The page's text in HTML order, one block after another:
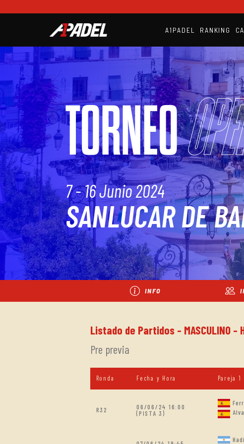
A1PADEL RANKING
TORNEO
7 - 16 Junio 2024
SANLUCAR DE
INFO
Listado de Partidos - MASCULINO -
Pre previa
Ronda Fecha y Hora Pareja 1
R32
06/06/24 16:00
(PISTA 3)